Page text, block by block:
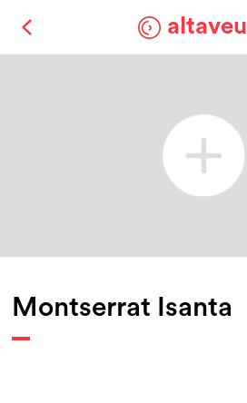
altaveu
Montserrat Isanta